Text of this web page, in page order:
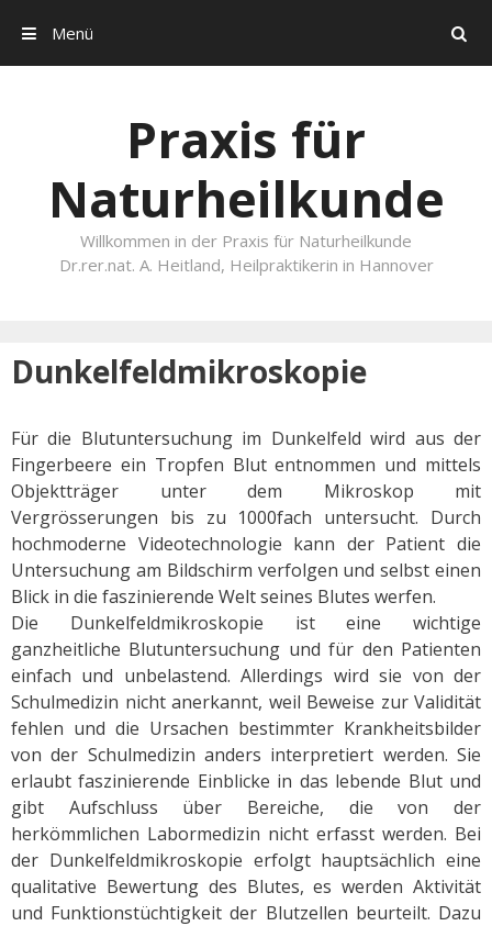
Search
Menü
Praxis für
Naturheilkunde
Willkommen in der Praxis für Naturheilkunde
Dr.rer.nat. A. Heitland, Heilpraktikerin in Hannover
Dunkelfeldmikroskopie
Für die Blutuntersuchung im Dunkelfeld wird aus der
Fingerbeere ein Tropfen Blut entnommen und mittels
Objektträger unter dem Mikroskop mit
Vergrösserungen bis zu 1000fach untersucht. Durch
hochmoderne Videotechnologie kann der Patient die
Untersuchung am Bildschirm verfolgen und selbst einen
Blick in die faszinierende Welt seines Blutes werfen.
Die Dunkelfeldmikroskopie ist eine wichtige
ganzheitliche Blutuntersuchung und für den Patienten
einfach und unbelastend. Allerdings wird sie von der
Schulmedizin nicht anerkannt, weil Beweise zur Validität
fehlen und die Ursachen bestimmter Krankheitsbilder
von der Schulmedizin anders interpretiert werden. Sie
erlaubt faszinierende Einblicke in das lebende Blut und
gibt Aufschluss über Bereiche, die von der
herkömmlichen Labormedizin nicht erfasst werden. Bei
der Dunkelfeldmikroskopie erfolgt hauptsächlich eine
qualitative Bewertung des Blutes, es werden Aktivität
und Funktionstüchtigkeit der Blutzellen beurteilt. Dazu